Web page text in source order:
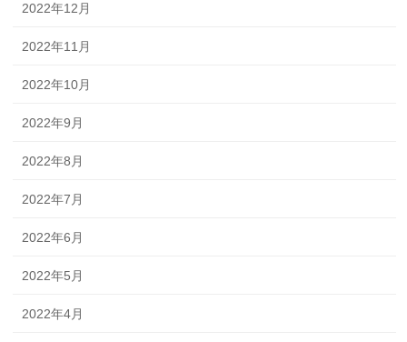
2022年12月
2022年11月
2022年10月
2022年9月
2022年8月
2022年7月
2022年6月
2022年5月
2022年4月